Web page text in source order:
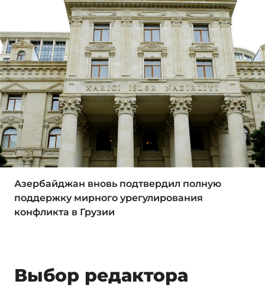
Азербайджан вновь подтвердил полную
поддержку мирного урегулирования
конфликта в Грузии
Выбор редактора